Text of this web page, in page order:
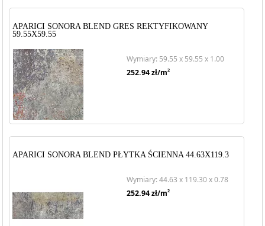
APARICI SONORA BLEND GRES REKTYFIKOWANY
59.55X59.55
Wymiary: 59.55 x 59.55 x 1.00
252.94zł/m2
APARICI SONORA BLEND PŁYTKA ŚCIENNA 44.63X119.3
Wymiary: 44.63 x 119.30 x 0.78
252.94zł/m2